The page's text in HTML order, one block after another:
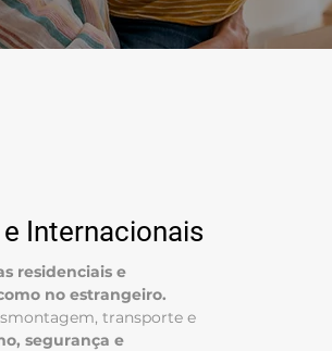
Internacionais
residenciais e
no estrangeiro.
transporte e
segurança e